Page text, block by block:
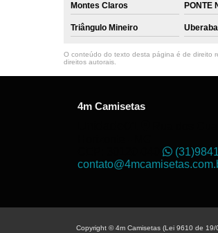
Montes Claros PONTE
Triângulo Mineiro Uberaba
O conteúdo do texto desta página é de direito
direitos autorais
4m Camisetas
Copyright © 4m Camisetas (Lei 9610 de 19/